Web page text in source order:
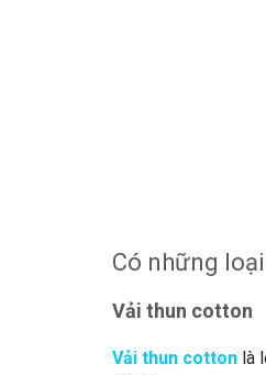
Có những
Vải thun cotton
Vải thun cotton là